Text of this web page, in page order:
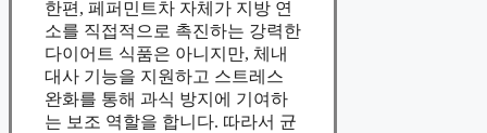
한편, 페퍼민트차 자체가 지방 연
소를 직접적으로 촉진하는 강력한
다이어트 식품은 아니지만, 체내
대사 기능을 지원하고 스트레스
완화를 통해 과식 방지에 기여하
는 보조 역할을 합니다. 따라서 균